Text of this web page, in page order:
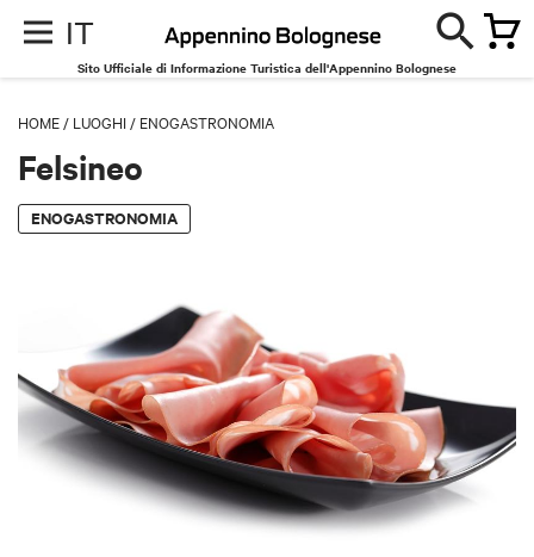
IT
Sito Ufficiale di Informazione Turistica dell'Appennino Bolognese
HOME / LUOGHI / ENOGASTRONOMIA
Felsineo
ENOGASTRONOMIA